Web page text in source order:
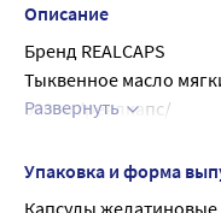
Описание
Бренд REALCAPS
Тыквенное масло
300 мг/реалкапс/
менее 50 мг/100г
Тыквенное масло
Развернуть
Упаковка и форма
Капсулы желатиновые